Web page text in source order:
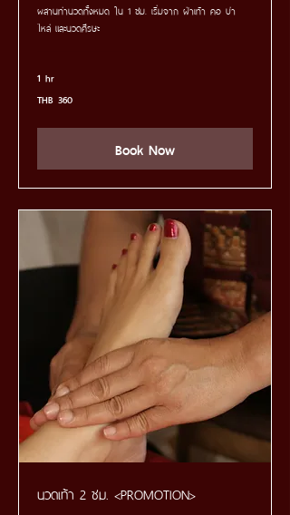
ผสานท่านวดทั้งหมด ใน 1 ชม. เริ่มจาก ฝ่าเท้า คอ บ่า
ไหล่ และนวดศีรษะ
1 hr
Thai
THB 360
Book Now
นวดเท้า 2 ชม. <PROMOTION>